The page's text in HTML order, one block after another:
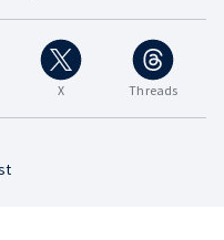
X Threads